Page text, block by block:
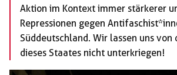
Aktion im Kontext immer stärkerer
Repressionen gegen
Süddeutschland. Wir lassen uns von
dieses Staates nicht unterkriegen!